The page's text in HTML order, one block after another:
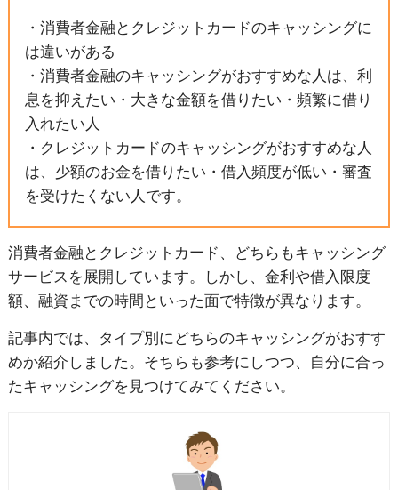
・消費者金融とクレジットカードのキャッシングに
は違いがある
・消費者金融のキャッシングがおすすめな人は、利
息を抑えたい・大きな金額を借りたい・頻繁に借り
入れたい人
・クレジットカードのキャッシングがおすすめな人
は、少額のお金を借りたい・借入頻度が低い・審査
を受けたくない人です。
消費者金融とクレジットカード、どちらもキャッシング
サービスを展開しています。しかし、金利や借入限度
額、融資までの時間といった面で特徴が異なります。
記事内では、タイプ別にどちらのキャッシングがおすす
めか紹介しました。そちらも参考にしつつ、自分に合っ
たキャッシングを見つけてみてください。